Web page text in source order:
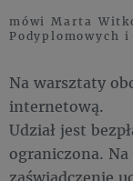
mówi Marta
Podyplomowych i
Na warsztaty
internetową.
Udział jest
ograniczona.
zaświadczenie